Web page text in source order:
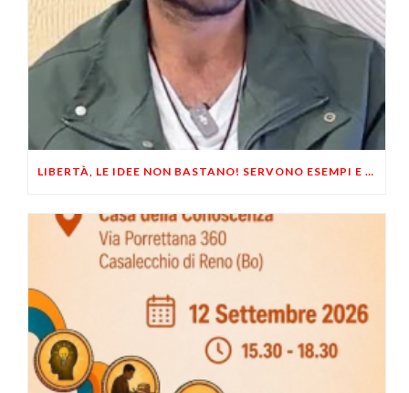
LIBERTÀ, LE IDEE NON BASTANO! SERVONO ESEMPI E UN PO’ DI COERENZA